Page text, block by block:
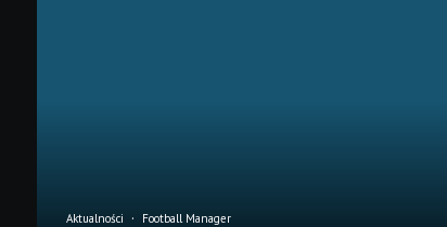
Aktualności Football Manager